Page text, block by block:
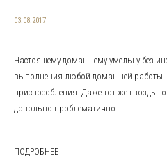
03.08.2017
Настоящему домашнему умельцу без
выполнения любой домашней работы
приспособления. Даже тот же гвоздь
довольно проблематично...
ПОДРОБНЕЕ